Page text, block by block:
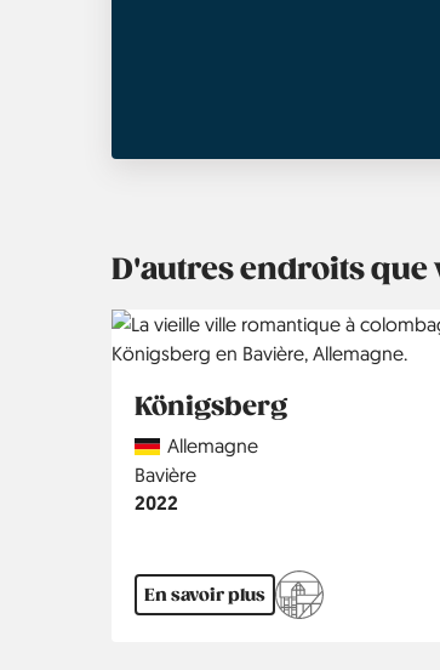
D'autres endroits que
Königsberg
CountryAllemagne
Région
Bavière
Année
2022
En savoir plus